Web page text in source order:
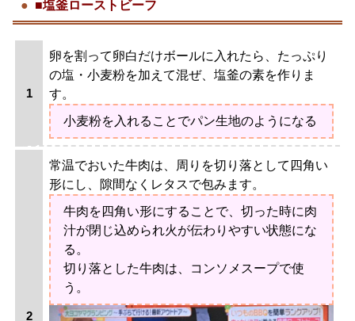
■塩釜ローストビーフ
卵を割って卵白だけボールに入れたら、たっぷり
の塩・小麦粉を加えて混ぜ、塩釜の素を作りま
す。
小麦粉を入れることでパン生地のようになる
常温でおいた牛肉は、周りを切り落として四角い
形にし、隙間なくレタスで包みます。
牛肉を四角い形にすることで、切った時に肉
汁が閉じ込められ火が伝わりやすい状態にな
る。
切り落とした牛肉は、コンソメスープで使
う。